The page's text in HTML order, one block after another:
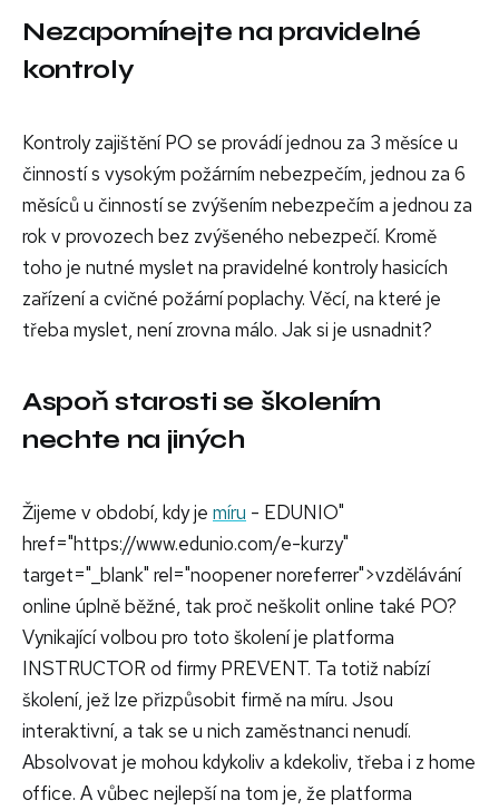
Nezapomínejte na pravidelné
kontroly
Kontroly zajištění PO se provádí jednou za 3 měsíce u
činností s vysokým požárním nebezpečím, jednou za 6
měsíců u činností se zvýšením nebezpečím a jednou za
rok v provozech bez zvýšeného nebezpečí. Kromě
toho je nutné myslet na pravidelné kontroly hasicích
zařízení a cvičné požární poplachy. Věcí, na které je
třeba myslet, není zrovna málo. Jak si je usnadnit?
Aspoň starosti se školením
nechte na jiných
Žijeme v období, kdy je míru - EDUNIO"
href="https://www.edunio.com/e-kurzy"
target="_blank" rel="noopener noreferrer">vzdělávání
online úplně běžné, tak proč neškolit online také PO?
Vynikající volbou pro toto školení je platforma
INSTRUCTOR od firmy PREVENT. Ta totiž nabízí
školení, jež lze přizpůsobit firmě na míru. Jsou
interaktivní, a tak se u nich zaměstnanci nenudí.
Absolvovat je mohou kdykoliv a kdekoliv, třeba i z home
office. A vůbec nejlepší na tom je, že platforma